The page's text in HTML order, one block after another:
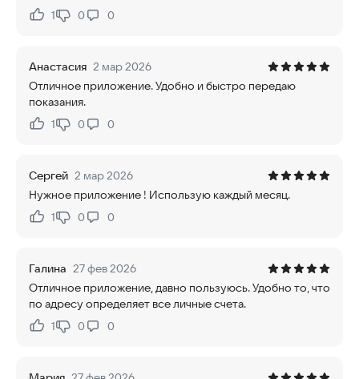
Нравится:
1Не нравится:
0 0
Анастасия 2 мар 2026
Отличное приложение. Удобно и быстро передаю
показания.
Нравится:
1Не нравится:
0 0
Сергей 2 мар 2026
Нужное приложение ! Использую каждый месяц.
Нравится:
1Не нравится:
0 0
Галина 27 фев 2026
Отличное приложение, давно пользуюсь. Удобно то, что
по адресу определяет все личные счета.
Нравится:
1Не нравится:
0 0